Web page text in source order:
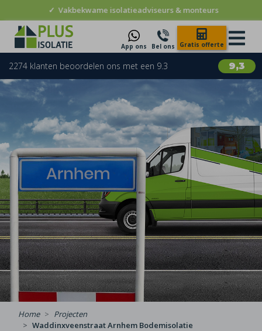
✓ Vakbekwame isolatieadviseurs & monteurs
App ons Bel ons Gratis offerte
9,3
2274 klanten beoordelen ons met een 9.3
Home
Projecten
Waddinxveenstraat Arnhem Bodemisolatie